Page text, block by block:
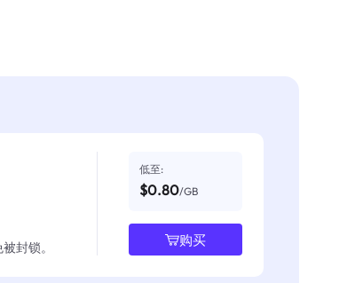
封锁。
低至:
$0.80/GB
购买